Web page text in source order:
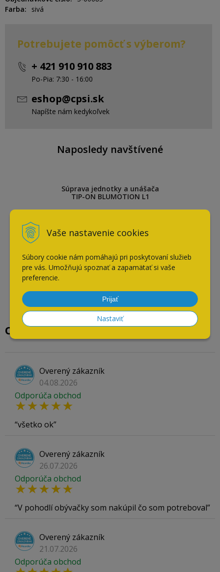
Vaše nastavenie cookies
Súbory cookie nám pomáhajú pri poskytovaní služieb
pre vás. Umožňujú spoznať a zapamätať si vaše
preferencie.
Prijať
Nastaviť
Farba
sivá
Potrebujete pomôcť s výberom?
+ 421 910 910 883
Po-Pia: 7:30 - 16:00
eshop@cpsi.sk
Napíšte nám kedykoľvek
Naposledy navštívené
Súprava jednotky a unášača
TIP-ON BLUMOTION L1
Overené našimi zákazníkmi
Overený zákazník
04.08.2026
Odporúča obchod
všetko ok
Overený zákazník
26.07.2026
Odporúča obchod
V pohodlí obývačky som nakúpil čo som potreboval
Overený zákazník
21.07.2026
Odporúča obchod